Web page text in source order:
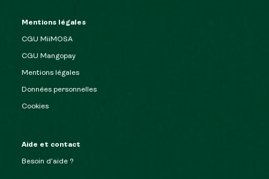
Mentions légales
CGU MiiMOSA
CGU Mangopay
Mentions légales
Données personnelles
Cookies
Aide et contact
Besoin d’aide ?